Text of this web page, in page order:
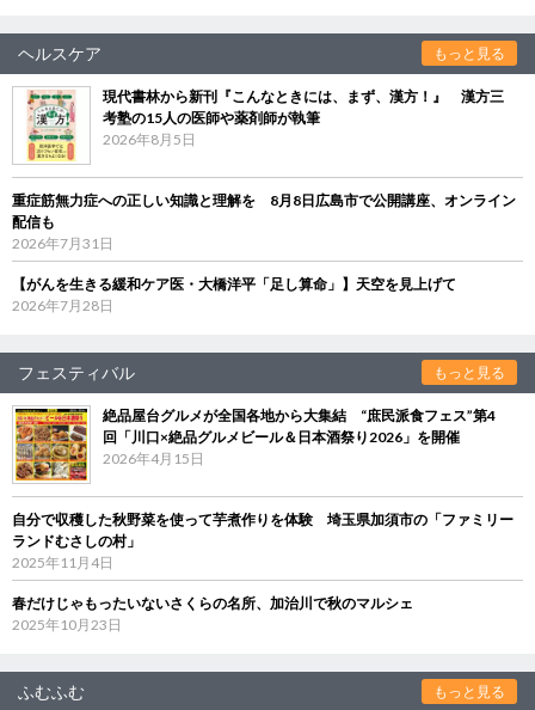
ヘルスケア もっと見る
現代書林から新刊『こんなときには、まず、漢方！』 漢方三
考塾の15人の医師や薬剤師が執筆
2026年8月5日
重症筋無力症への正しい知識と理解を 8月8日広島市で公開講座、オンライン
配信も
2026年7月31日
【がんを生きる緩和ケア医・大橋洋平「足し算命」】天空を見上げて
2026年7月28日
フェスティバル もっと見る
絶品屋台グルメが全国各地から大集結 “庶民派食フェス”第4
回「川口×絶品グルメビール＆日本酒祭り2026」を開催
2026年4月15日
自分で収穫した秋野菜を使って芋煮作りを体験 埼玉県加須市の「ファミリー
ランドむさしの村」
2025年11月4日
春だけじゃもったいないさくらの名所、加治川で秋のマルシェ
2025年10月23日
ふむふむ もっと見る